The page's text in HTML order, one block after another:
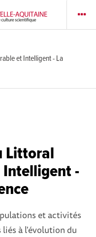
et Intelligent - La
Littoral
-
et activités
à l'évolution du